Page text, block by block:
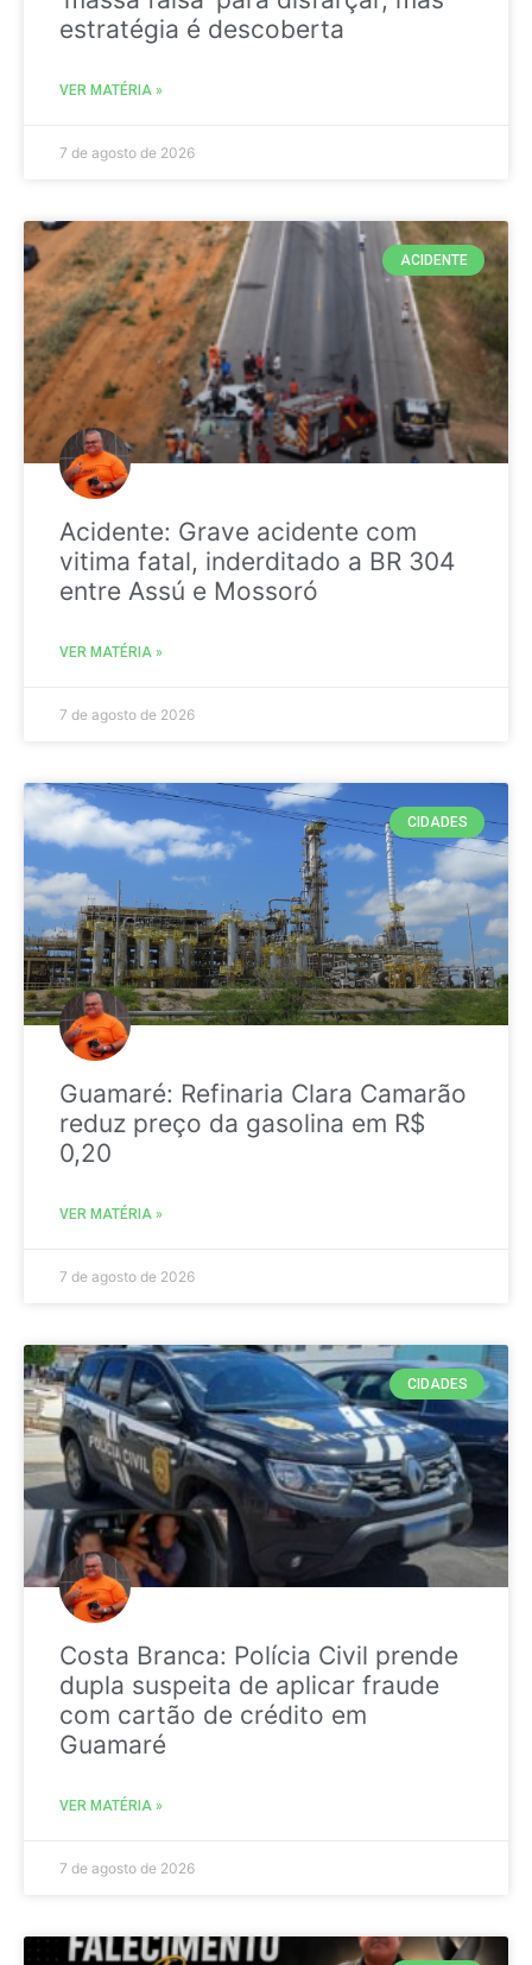
estratégia é descoberta
VER MATÉRIA »
7 de agosto de 2026
ACIDENTE
Acidente: Grave acidente com
vitima fatal, inderditado a BR 304
entre Assú e Mossoró
VER MATÉRIA »
7 de agosto de 2026
CIDADES
Guamaré: Refinaria Clara Camarão
reduz preço da gasolina em R$
0,20
VER MATÉRIA »
7 de agosto de 2026
CIDADES
Costa Branca: Polícia Civil prende
dupla suspeita de aplicar fraude
com cartão de crédito em
Guamaré
VER MATÉRIA »
7 de agosto de 2026